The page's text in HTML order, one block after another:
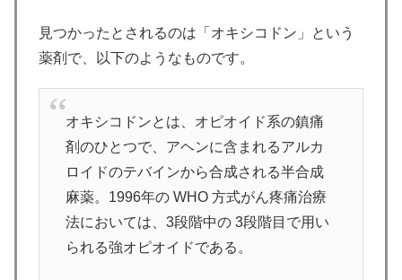
見つかったとされるのは「オキシコドン」という
薬剤で、以下のようなものです。
オキシコドンとは、オピオイド系の鎮痛
剤のひとつで、アヘンに含まれるアルカ
ロイドのテバインから合成される半合成
麻薬。1996年の WHO 方式がん疼痛治療
法においては、3段階中の 3段階目で用い
られる強オピオイドである。